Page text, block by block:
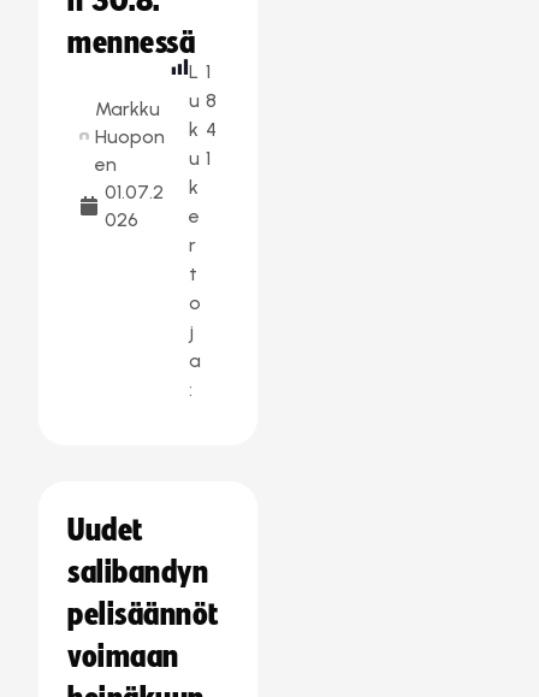
mennessä
Markku
Huopon
en
01.07.2
026
L
u
k
u
k
e
r
t
o
j
a
:
1
8
4
1
Uudet
salibandyn
pelisäännöt
voimaan